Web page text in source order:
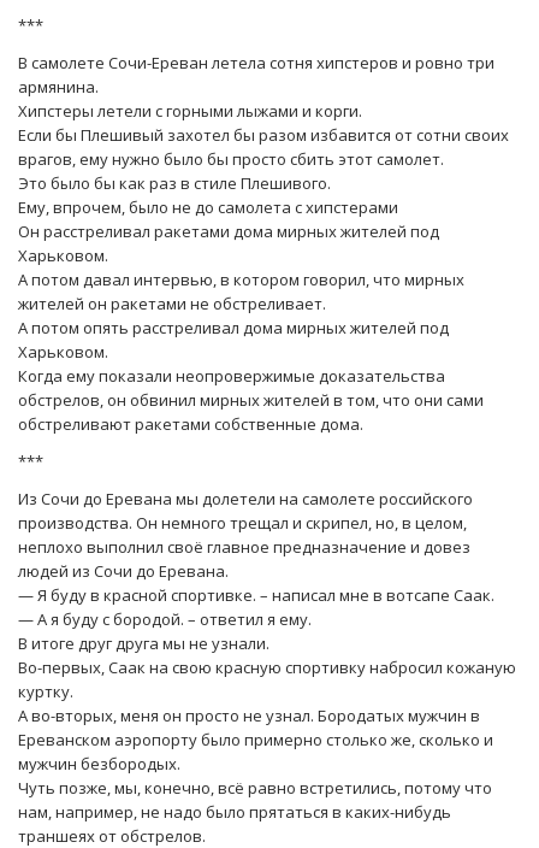
***
В самолете Сочи-Ереван летела сотня хипстеров и ровно три
армянина.
Хипстеры летели с горными лыжами и корги.
Если бы Плешивый захотел бы разом избавится от сотни своих
врагов, ему нужно было бы просто сбить этот самолет.
Это было бы как раз в стиле Плешивого.
Ему, впрочем, было не до самолета с хипстерами
Он расстреливал ракетами дома мирных жителей под
Харьковом.
А потом давал интервью, в котором говорил, что мирных
жителей он ракетами не обстреливает.
А потом опять расстреливал дома мирных жителей под
Харьковом.
Когда ему показали неопровержимые доказательства
обстрелов, он обвинил мирных жителей в том, что они сами
обстреливают ракетами собственные дома.
***
Из Сочи до Еревана мы долетели на самолете российского
производства. Он немного трещал и скрипел, но, в целом,
неплохо выполнил своё главное предназначение и довез
людей из Сочи до Еревана.
— Я буду в красной спортивке. – написал мне в вотсапе Саак.
— А я буду с бородой. – ответил я ему.
В итоге друг друга мы не узнали.
Во-первых, Саак на свою красную спортивку набросил кожаную
куртку.
А во-вторых, меня он просто не узнал. Бородатых мужчин в
Ереванском аэропорту было примерно столько же, сколько и
мужчин безбородых.
Чуть позже, мы, конечно, всё равно встретились, потому что
нам, например, не надо было прятаться в каких-нибудь
траншеях от обстрелов.